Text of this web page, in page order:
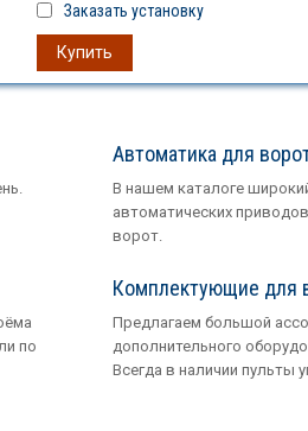
Заказать установку
Купить
Автоматика для
В нашем каталоге
автоматических
ворот.
по
Комплектующие для
Предлагаем большой
дополнительного
Всегда в наличии пульты